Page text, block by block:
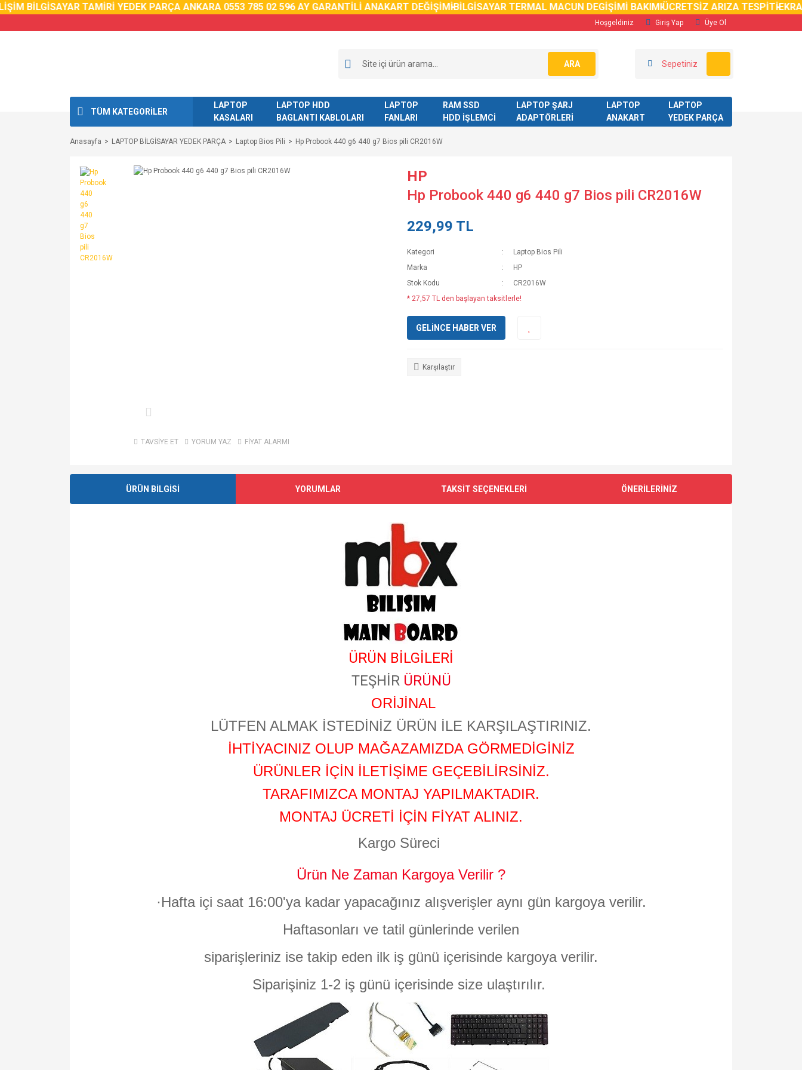
BİLGİSAYAR TAMİRİ YEDEK PARÇA ANKARA 0553 785 02 596 AY GARANTİLİ ANAKART DEĞİŞİMİBİLGİSAYAR TERMAL MACUN DEGİŞİMİ BAKIMIÜCRETSİZ ARIZA TESPİTİ
Hoşgeldiniz Giriş Yap Üye Ol
ARA Sepetiniz
TÜM KATEGORİLER
LAPTOP
KASALARI
LAPTOP HDD
BAGLANTI KABLOLARI
LAPTOP
FANLARI
RAM SSD
HDD İŞLEMCİ
LAPTOP ŞARJ
ADAPTÖRLERİ
LAPTOP
ANAKART
LAPTOP
YEDEK PARÇA
Anasayfa LAPTOP BİLGİSAYAR YEDEK PARÇA Laptop Bios Pili Hp Probook 440 g6 440 g7 Bios pili CR2016W
TAVSİYE ET YORUM YAZ FİYAT ALARMI
HP
Hp Probook 440 g6 440 g7 Bios pili CR2016W
229,99 TL
Kategori
Laptop Bios Pili
Marka
HP
Stok Kodu
CR2016W
* 27,57 TL den başlayan taksitlerle!
GELİNCE HABER VER
Karşılaştır
ÜRÜN BİLGİSİ YORUMLAR TAKSİT SEÇENEKLERİ ÖNERİLERİNİZ
ÜRÜN BİLGİLERİ
TEŞHİR ÜRÜNÜ
ORİJİNAL
LÜTFEN ALMAK İSTEDİNİZ ÜRÜN İLE KARŞILAŞTIRINIZ.
İHTİYACINIZ OLUP MAĞAZAMIZDA GÖRMEDİGİNİZ
ÜRÜNLER İÇİN İLETİŞİME GEÇEBİLİRSİNİZ.
TARAFIMIZCA MONTAJ YAPILMAKTADIR.
MONTAJ ÜCRETİ İÇİN FİYAT ALINIZ.
Kargo Süreci
Ürün Ne Zaman Kargoya Verilir ?
·Hafta içi saat 16:00'ya kadar yapacağınız alışverişler aynı gün kargoya verilir.
Haftasonları ve tatil günlerinde verilen
siparişleriniz ise takip eden ilk iş günü içerisinde kargoya verilir.
Siparişiniz 1-2 iş günü içerisinde size ulaştırılır.